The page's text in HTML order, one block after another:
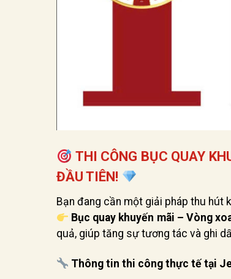
THI CÔNG BỤC QUAY
ĐẦU TIÊN!
Bạn đang cần một giải pháp thu hút
Bục quay khuyến mãi – Vòng
quả, giúp tăng sự tương tác và ghi
Thông tin thi công thực tế tại